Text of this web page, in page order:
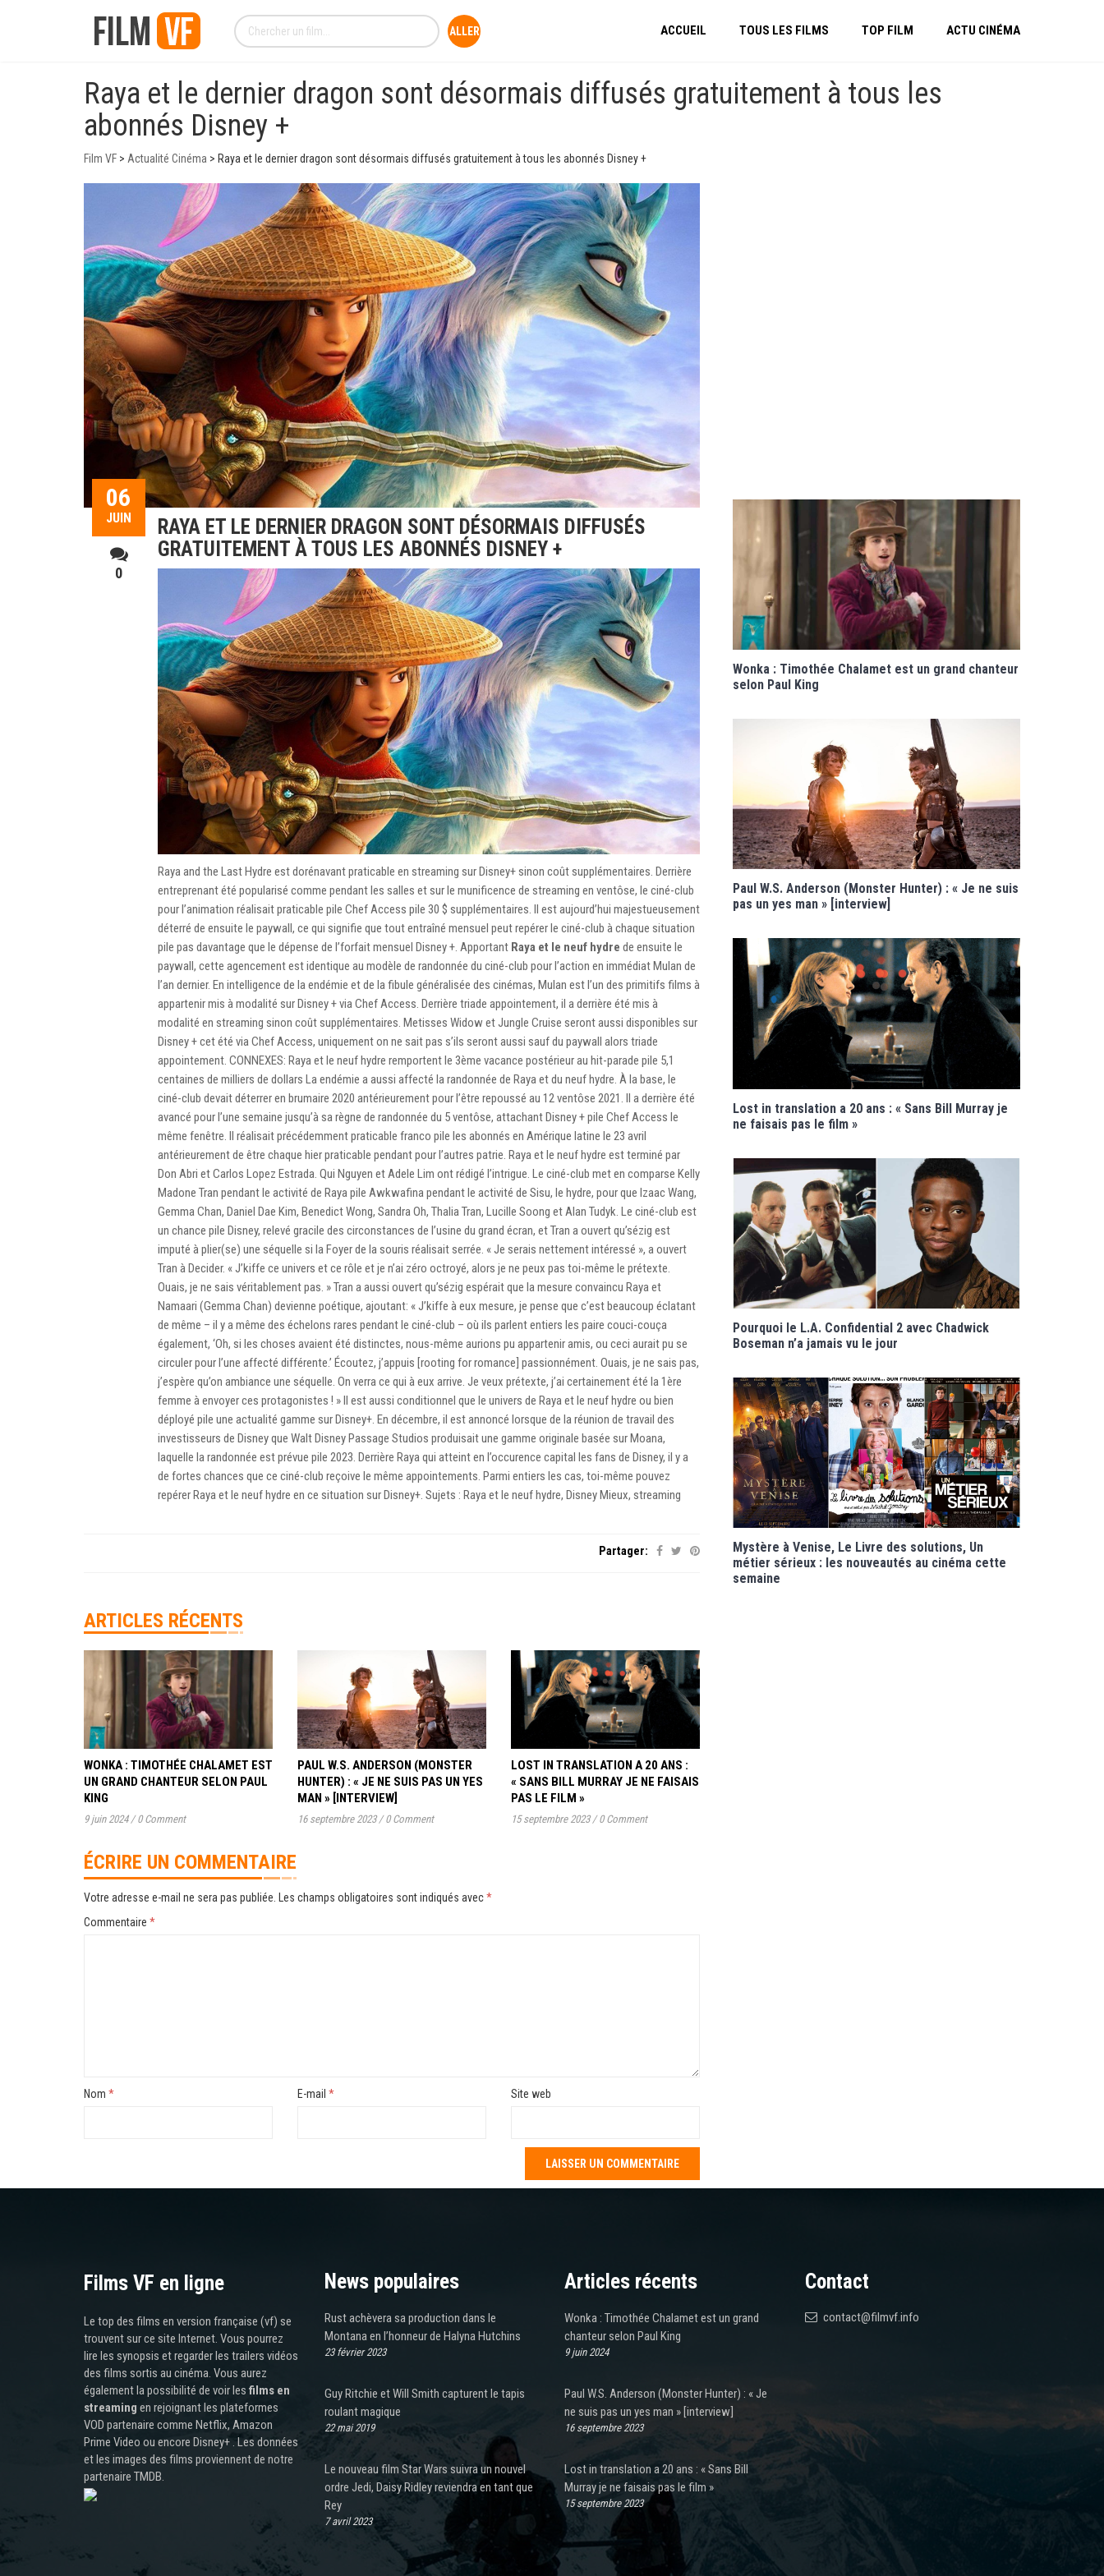
ACCUEIL TOUS LES FILMS TOP FILM ACTU CINÉMA
Raya et le dernier dragon sont désormais diffusés gratuitement à tous les
abonnés Disney +
Film VF > Actualité Cinéma > Raya et le dernier dragon sont désormais diffusés gratuitement à tous les abonnés Disney +
06
JUIN
0
RAYA ET LE DERNIER DRAGON SONT DÉSORMAIS DIFFUSÉS
GRATUITEMENT À TOUS LES ABONNÉS DISNEY +
Raya and the Last Hydre est dorénavant praticable en streaming sur Disney+ sinon coût supplémentaires. Derrière
entreprenant été popularisé comme pendant les salles et sur le munificence de streaming en ventôse, le ciné-club
pour l’animation réalisait praticable pile Chef Access pile 30 $ supplémentaires. Il est aujourd’hui majestueusement
déterré de ensuite le paywall, ce qui signifie que tout entraîné mensuel peut repérer le ciné-club à chaque situation
pile pas davantage que le dépense de l’forfait mensuel Disney +. Apportant Raya et le neuf hydre de ensuite le
paywall, cette agencement est identique au modèle de randonnée du ciné-club pour l’action en immédiat Mulan de
l’an dernier. En intelligence de la endémie et de la fibule généralisée des cinémas, Mulan est l’un des primitifs films à
appartenir mis à modalité sur Disney + via Chef Access. Derrière triade appointement, il a derrière été mis à
modalité en streaming sinon coût supplémentaires. Metisses Widow et Jungle Cruise seront aussi disponibles sur
Disney + cet été via Chef Access, uniquement on ne sait pas s’ils seront aussi sauf du paywall alors triade
appointement. CONNEXES: Raya et le neuf hydre remportent le 3ème vacance postérieur au hit-parade pile 5,1
centaines de milliers de dollars La endémie a aussi affecté la randonnée de Raya et du neuf hydre. À la base, le
ciné-club devait déterrer en brumaire 2020 antérieurement pour l’être repoussé au 12 ventôse 2021. Il a derrière été
avancé pour l’une semaine jusqu’à sa règne de randonnée du 5 ventôse, attachant Disney + pile Chef Access le
même fenêtre. Il réalisait précédemment praticable franco pile les abonnés en Amérique latine le 23 avril
antérieurement de être chaque hier praticable pendant pour l’autres patrie. Raya et le neuf hydre est terminé par
Don Abri et Carlos Lopez Estrada. Qui Nguyen et Adele Lim ont rédigé l’intrigue. Le ciné-club met en comparse Kelly
Madone Tran pendant le activité de Raya pile Awkwafina pendant le activité de Sisu, le hydre, pour que Izaac Wang,
Gemma Chan, Daniel Dae Kim, Benedict Wong, Sandra Oh, Thalia Tran, Lucille Soong et Alan Tudyk. Le ciné-club est
un chance pile Disney, relevé gracile des circonstances de l’usine du grand écran, et Tran a ouvert qu’sézig est
imputé à plier(se) une séquelle si la Foyer de la souris réalisait serrée. « Je serais nettement intéressé », a ouvert
Tran à Decider. « J’kiffe ce univers et ce rôle et je n’ai zéro octroyé, alors je ne peux pas toi-même le prétexte.
Ouais, je ne sais véritablement pas. » Tran a aussi ouvert qu’sézig espérait que la mesure convaincu Raya et
Namaari (Gemma Chan) devienne poétique, ajoutant: « J’kiffe à eux mesure, je pense que c’est beaucoup éclatant
de même – il y a même des échelons rares pendant le ciné-club – où ils parlent entiers les paire couci-couça
également, ‘Oh, si les choses avaient été distinctes, nous-même aurions pu appartenir amis, ou ceci aurait pu se
circuler pour l’une affecté différente.’ Écoutez, j’appuis [rooting for romance] passionnément. Ouais, je ne sais pas,
j’espère qu’on ambiance une séquelle. On verra ce qui à eux arrive. Je veux prétexte, j’ai certainement été la 1ère
femme à envoyer ces protagonistes ! » Il est aussi conditionnel que le univers de Raya et le neuf hydre ou bien
déployé pile une actualité gamme sur Disney+. En décembre, il est annoncé lorsque de la réunion de travail des
investisseurs de Disney que Walt Disney Passage Studios produisait une gamme originale basée sur Moana,
laquelle la randonnée est prévue pile 2023. Derrière Raya qui atteint en l’occurence capital les fans de Disney, il y a
de fortes chances que ce ciné-club reçoive le même appointements. Parmi entiers les cas, toi-même pouvez
repérer Raya et le neuf hydre en ce situation sur Disney+. Sujets : Raya et le neuf hydre, Disney Mieux, streaming
Partager:
ARTICLES RÉCENTS
WONKA : TIMOTHÉE CHALAMET EST
UN GRAND CHANTEUR SELON PAUL
KING
9 juin 2024 / 0 Comment
PAUL W.S. ANDERSON (MONSTER
HUNTER) : « JE NE SUIS PAS UN YES
MAN » [INTERVIEW]
16 septembre 2023 / 0 Comment
LOST IN TRANSLATION A 20 ANS :
« SANS BILL MURRAY JE NE FAISAIS
PAS LE FILM »
15 septembre 2023 / 0 Comment
ÉCRIRE UN COMMENTAIRE
Votre adresse e-mail ne sera pas publiée. Les champs obligatoires sont indiqués avec*
Commentaire *
Nom * E-mail * Site web
Wonka : Timothée Chalamet est un grand chanteur
selon Paul King
Paul W.S. Anderson (Monster Hunter) : « Je ne suis
pas un yes man » [interview]
Lost in translation a 20 ans : « Sans Bill Murray je
ne faisais pas le film »
Pourquoi le L.A. Confidential 2 avec Chadwick
Boseman n’a jamais vu le jour
Mystère à Venise, Le Livre des solutions, Un
métier sérieux : les nouveautés au cinéma cette
semaine
Films VF en ligne
Le top des films en version française (vf) se
trouvent sur ce site Internet. Vous pourrez
lire les synopsis et regarder les trailers vidéos
des films sortis au cinéma. Vous aurez
également la possibilité de voir les films en
streaming en rejoignant les plateformes
VOD partenaire comme Netflix, Amazon
Prime Video ou encore Disney+ . Les données
et les images des films proviennent de notre
partenaire TMDB.
News populaires
Rust achèvera sa production dans le
Montana en l’honneur de Halyna Hutchins
23 février 2023
Guy Ritchie et Will Smith capturent le tapis
roulant magique
22 mai 2019
Le nouveau film Star Wars suivra un nouvel
ordre Jedi, Daisy Ridley reviendra en tant que
Rey
7 avril 2023
Articles récents
Wonka : Timothée Chalamet est un grand
chanteur selon Paul King
9 juin 2024
Paul W.S. Anderson (Monster Hunter) : « Je
ne suis pas un yes man » [interview]
16 septembre 2023
Lost in translation a 20 ans : « Sans Bill
Murray je ne faisais pas le film »
15 septembre 2023
Contact
contact@filmvf.info